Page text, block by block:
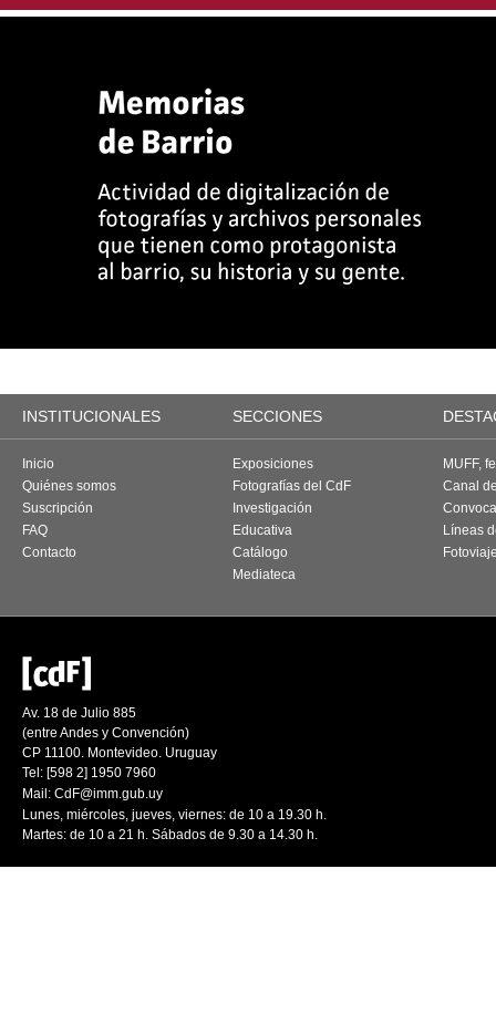
INSTITUCIONALES SECCIONES
Inicio
Quiénes somos
Suscripción
FAQ
Contacto
Exposiciones
Fotografías del CdF
Investigación
Educativa
Catálogo
Mediateca
MUFF,
Canal
Líneas
Av. 18 de Julio 885
(entre Andes y Convención)
CP 11100. Montevideo. Uruguay
Tel: [598 2] 1950 7960
Mail: CdF@imm.gub.uy
Lunes, miércoles, jueves, viernes: de 10 a 19.30 h.
Martes: de 10 a 21 h. Sábados de 9.30 a 14.30 h.